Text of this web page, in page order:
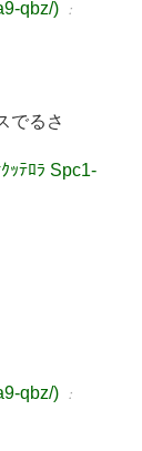
qbz/) ：
でるさ
ｯﾃﾛﾗ Spc1-
qbz/) ：